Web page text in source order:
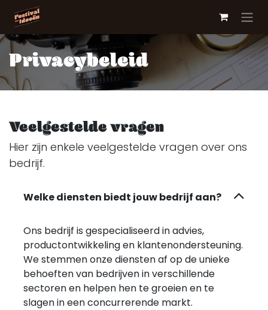
Overslaan naar inhoud
Privacybeleid
Veelgestelde vragen
Hier zijn enkele veelgestelde vragen over ons
bedrijf.
Welke diensten biedt jouw bedrijf aan?
Ons bedrijf is gespecialiseerd in advies,
productontwikkeling en klantenondersteuning.
We stemmen onze diensten af op de unieke
behoeften van bedrijven in verschillende
sectoren en helpen hen te groeien en te
slagen in een concurrerende markt.